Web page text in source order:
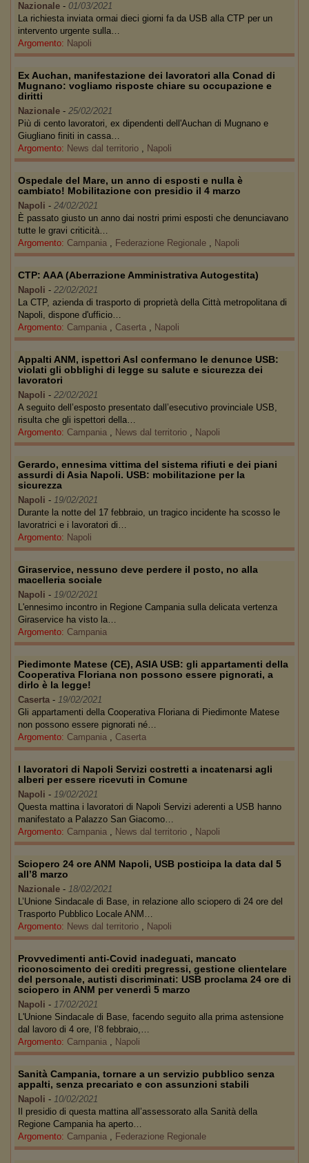
Nazionale - 01/03/2021
La richiesta inviata ormai dieci giorni fa da USB alla CTP per un
intervento urgente sulla…
Argomento: Napoli
Ex Auchan, manifestazione dei lavoratori alla Conad di
Mugnano: vogliamo risposte chiare su occupazione e
diritti
Nazionale - 25/02/2021
Più di cento lavoratori, ex dipendenti dell'Auchan di Mugnano e
Giugliano finiti in cassa…
Argomento: News dal territorio , Napoli
Ospedale del Mare, un anno di esposti e nulla è
cambiato! Mobilitazione con presidio il 4 marzo
Napoli - 24/02/2021
È passato giusto un anno dai nostri primi esposti che denunciavano
tutte le gravi criticità…
Argomento: Campania , Federazione Regionale , Napoli
CTP: AAA (Aberrazione Amministrativa Autogestita)
Napoli - 22/02/2021
La CTP, azienda di trasporto di proprietà della Città metropolitana di
Napoli, dispone d'ufficio…
Argomento: Campania , Caserta , Napoli
Appalti ANM, ispettori Asl confermano le denunce USB:
violati gli obblighi di legge su salute e sicurezza dei
lavoratori
Napoli - 22/02/2021
A seguito dell’esposto presentato dall’esecutivo provinciale USB,
risulta che gli ispettori della…
Argomento: Campania , News dal territorio , Napoli
Gerardo, ennesima vittima del sistema rifiuti e dei piani
assurdi di Asia Napoli. USB: mobilitazione per la
sicurezza
Napoli - 19/02/2021
Durante la notte del 17 febbraio, un tragico incidente ha scosso le
lavoratrici e i lavoratori di…
Argomento: Napoli
Giraservice, nessuno deve perdere il posto, no alla
macelleria sociale
Napoli - 19/02/2021
L'ennesimo incontro in Regione Campania sulla delicata vertenza
Giraservice ha visto la…
Argomento: Campania
Piedimonte Matese (CE), ASIA USB: gli appartamenti della
Cooperativa Floriana non possono essere pignorati, a
dirlo è la legge!
Caserta - 19/02/2021
Gli appartamenti della Cooperativa Floriana di Piedimonte Matese
non possono essere pignorati né…
Argomento: Campania , Caserta
I lavoratori di Napoli Servizi costretti a incatenarsi agli
alberi per essere ricevuti in Comune
Napoli - 19/02/2021
Questa mattina i lavoratori di Napoli Servizi aderenti a USB hanno
manifestato a Palazzo San Giacomo…
Argomento: Campania , News dal territorio , Napoli
Sciopero 24 ore ANM Napoli, USB posticipa la data dal 5
all’8 marzo
Nazionale - 18/02/2021
L’Unione Sindacale di Base, in relazione allo sciopero di 24 ore del
Trasporto Pubblico Locale ANM…
Argomento: News dal territorio , Napoli
Provvedimenti anti-Covid inadeguati, mancato
riconoscimento dei crediti pregressi, gestione clientelare
del personale, autisti discriminati: USB proclama 24 ore di
sciopero in ANM per venerdì 5 marzo
Napoli - 17/02/2021
L'Unione Sindacale di Base, facendo seguito alla prima astensione
dal lavoro di 4 ore, l’8 febbraio,…
Argomento: Campania , Napoli
Sanità Campania, tornare a un servizio pubblico senza
appalti, senza precariato e con assunzioni stabili
Napoli - 10/02/2021
Il presidio di questa mattina all’assessorato alla Sanità della
Regione Campania ha aperto…
Argomento: Campania , Federazione Regionale